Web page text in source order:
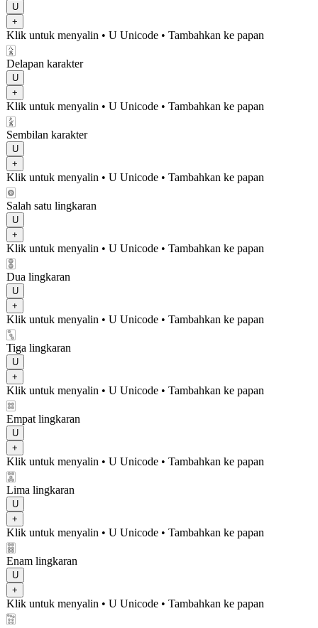
U
+
Klik untuk menyalin • U Unicode • Tambahkan ke papan
🀎
Delapan karakter
U
+
Klik untuk menyalin • U Unicode • Tambahkan ke papan
🀏
Sembilan karakter
U
+
Klik untuk menyalin • U Unicode • Tambahkan ke papan
🀙
Salah satu lingkaran
U
+
Klik untuk menyalin • U Unicode • Tambahkan ke papan
🀚
Dua lingkaran
U
+
Klik untuk menyalin • U Unicode • Tambahkan ke papan
🀛
Tiga lingkaran
U
+
Klik untuk menyalin • U Unicode • Tambahkan ke papan
🀜
Empat lingkaran
U
+
Klik untuk menyalin • U Unicode • Tambahkan ke papan
🀝
Lima lingkaran
U
+
Klik untuk menyalin • U Unicode • Tambahkan ke papan
🀞
Enam lingkaran
U
+
Klik untuk menyalin • U Unicode • Tambahkan ke papan
🀟